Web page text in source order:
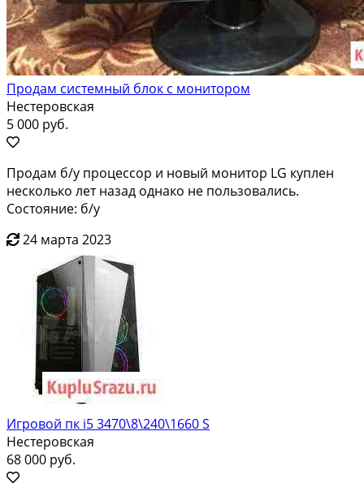
Продам системный блок с монитором
Нестеровская
5 000 руб.
Продам б/у процессор и новый монитор LG куплен
несколько лет назад однако не пользовались.
Состояние: б/у
24 марта 2023
Игровой пк i5 3470\8\240\1660 S
Нестеровская
68 000 руб.